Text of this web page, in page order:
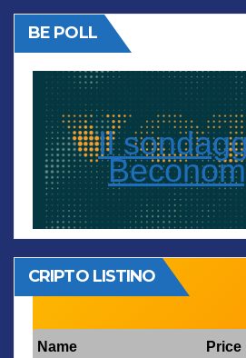
BE POLL
Il
CRIPTO LISTINO
Name Price